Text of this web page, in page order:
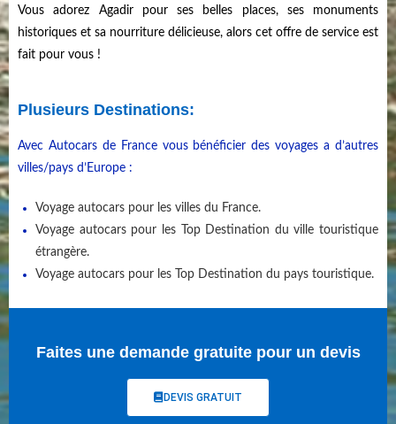
Vous adorez Agadir pour ses belles places, ses monuments
historiques et sa nourriture délicieuse, alors cet offre de service est
fait pour vous !
Plusieurs Destinations:
Avec Autocars de France vous bénéficier des voyages a d’autres
villes/pays d’Europe :
Voyage autocars pour les villes du France.
Voyage autocars pour les Top Destination du ville touristique
étrangère.
Voyage autocars pour les Top Destination du pays touristique.
Faites une demande gratuite pour un devis
DEVIS GRATUIT